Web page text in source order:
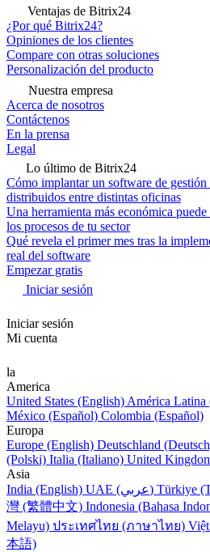
Ventajas de Bitrix24
¿Por qué Bitrix24?
Opiniones de los clientes
Compare con otras soluciones
Personalización del producto
Nuestra empresa
Acerca de nosotros
Contáctenos
En la prensa
Legal
Lo último de Bitrix24
Cómo implantar un software de
distribuidos entre distintas oficinas
Una herramienta más económica puede
los procesos de tu sector
Qué revela el primer mes tras la
real del software
Empezar gratis
Iniciar sesión
Iniciar sesión
Mi cuenta
la
America
United States (English) América Latina
México (Español) Colombia (Español)
Europa
Europe (English) Deutschland
(Polski) Italia (Italiano) United
Asia
India (English)
UAE (عربي) Türkiye
灣 (繁體中文) Indonesia (Bahasa
Melayu) ประเทศไทย (ภาษาไทย)
本語)